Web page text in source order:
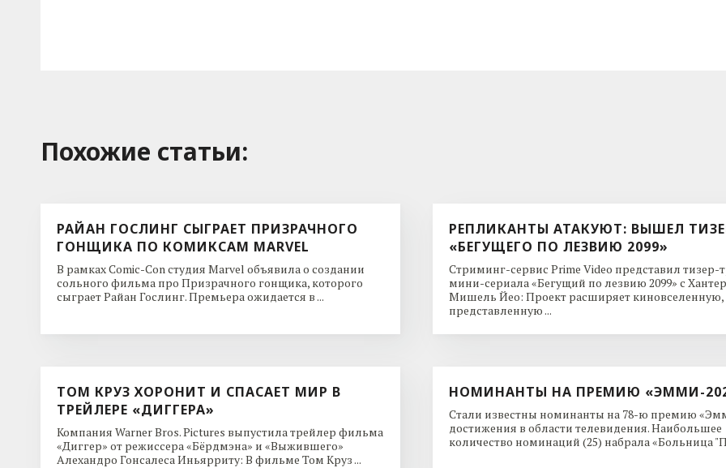
Похожие cтатьи:
РАЙАН ГОСЛИНГ СЫГРАЕТ ПРИЗРАЧНОГО
ГОНЩИКА ПО КОМИКСАМ MARVEL
В рамках Comic-Con студия Marvel объявила о создании
сольного фильма про Призрачного гонщика, которого
сыграет Райан Гослинг. Премьера ожидается в ...
РЕПЛИКАНТЫ АТАКУЮТ: ВЫШЕЛ
«БЕГУЩЕГО ПО ЛЕЗВИЮ 2099»
Стриминг-сервис Prime Video представил тизер-
мини-сериала «Бегущий по лезвию 2099» с
Мишель Йео: Проект расширяет киновселенную,
представленную ...
ТОМ КРУЗ ХОРОНИТ И СПАСАЕТ МИР В
ТРЕЙЛЕРЕ «ДИГГЕРА»
Компания Warner Bros. Pictures выпустила трейлер фильма
«Диггер» от режиссера «Бёрдмэна» и «Выжившего»
Алехандро Гонсалеса Иньярриту: В фильме Том Круз ...
НОМИНАНТЫ НА ПРЕМИЮ «ЭММИ-
Стали известны номинанты на 78-ю премию
достижения в области телевидения. Наибольшее
количество номинаций (25) набрала «Больница